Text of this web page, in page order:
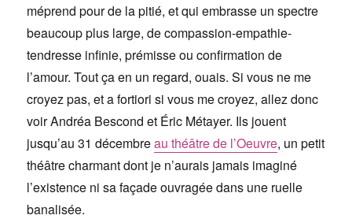
méprend pour de la pitié, et qui embrasse un spectre
beaucoup plus large, de compassion-empathie-
tendresse infinie, prémisse ou confirmation de
l’amour. Tout ça en un regard, ouais. Si vous ne me
croyez pas, et a fortiori si vous me croyez, allez donc
voir Andréa Bescond et Éric Métayer. Ils jouent
jusqu’au 31 décembreau théâtre de l’Oeuvre, un petit
théâtre charmant dont je n’aurais jamais imaginé
l’existence ni sa façade ouvragée dans une ruelle
banalisée.